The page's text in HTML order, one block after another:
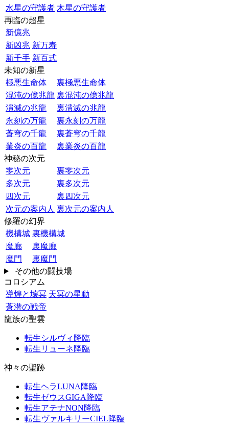
水星の守護者 木星の守護者
再臨の超星
新億兆
新凶兆 新万寿
新千手 新百式
未知の新星
極悪生命体
裏極悪生命体
混沌の億兆龍 裏混沌の億兆龍
潰滅の兆龍
裏潰滅の兆龍
永刻の万龍
裏永刻の万龍
蒼穹の千龍
裏蒼穹の千龍
業炎の百龍
裏業炎の百龍
神秘の次元
零次元
裏零次元
多次元
裏多次元
四次元
裏四次元
次元の案内人 裏次元の案内人
修羅の幻界
機構城 裏機構城
魔廊
裏魔廊
魔門
裏魔門
その他の闘技場
コロシアム
導煌と壊冥 天冥の星動
蒼潜の戦帝
龍族の聖雲
転生シルヴィ降臨
転生リューネ降臨
神々の聖跡
転生ヘラLUNA降臨
転生ゼウスGIGA降臨
転生アテナNON降臨
転生ヴァルキリーCIEL降臨